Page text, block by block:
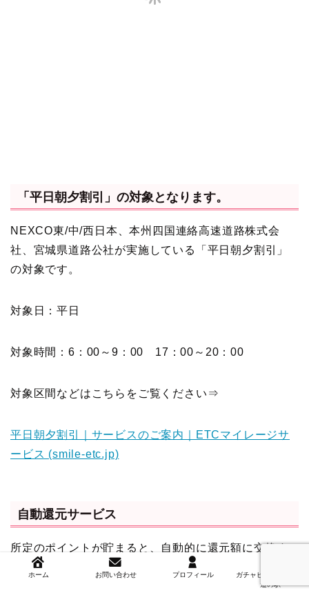
「平日朝夕割引」の対象となります。
NEXCO東/中/西日本、本州四国連絡高速道路株式会
社、宮城県道路公社が実施している「平日朝夕割引」
の対象です。
対象日：平日
対象時間：6：00～9：00 17：00～20：00
対象区間などはこちらをご覧ください⇒
平日朝夕割引｜サービスのご案内｜ETCマイレージサ
ービス (smile-etc.jp)
自動還元サービス
所定のポイントが貯まると、自動的に還元額に交換す
るサービスがあります。
ホーム お問い合わせ プロフィール
ガチャピンズラリー＆
道の駅